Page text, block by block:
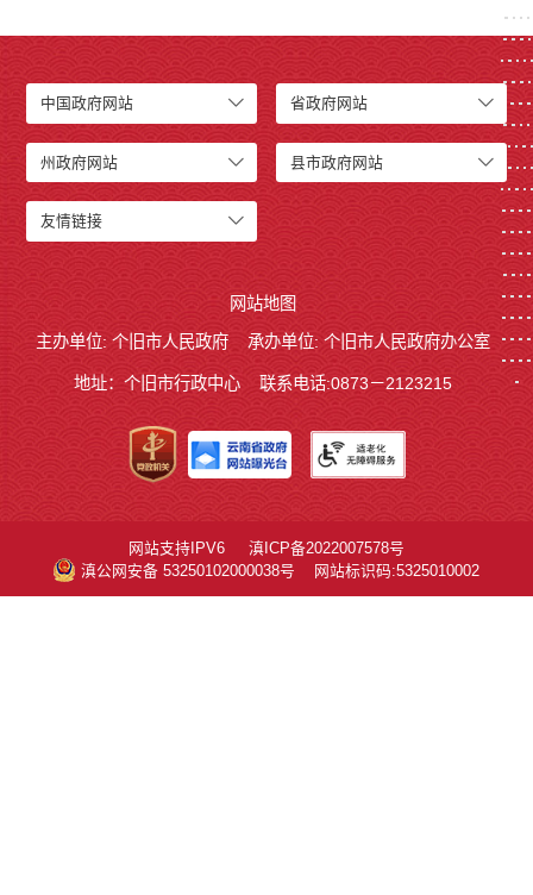
中国政府网站 省政府网站
州政府网站 县市政府网站
友情链接
网站地图
主办单位: 个旧市人民政府
承办单位: 个旧市人民政府办公室
地址：个旧市行政中心 联系电话:0873－2123215
网站支持IPV6
滇ICP备2022007578号
滇公网安备 53250102000038号
网站标识码:5325010002